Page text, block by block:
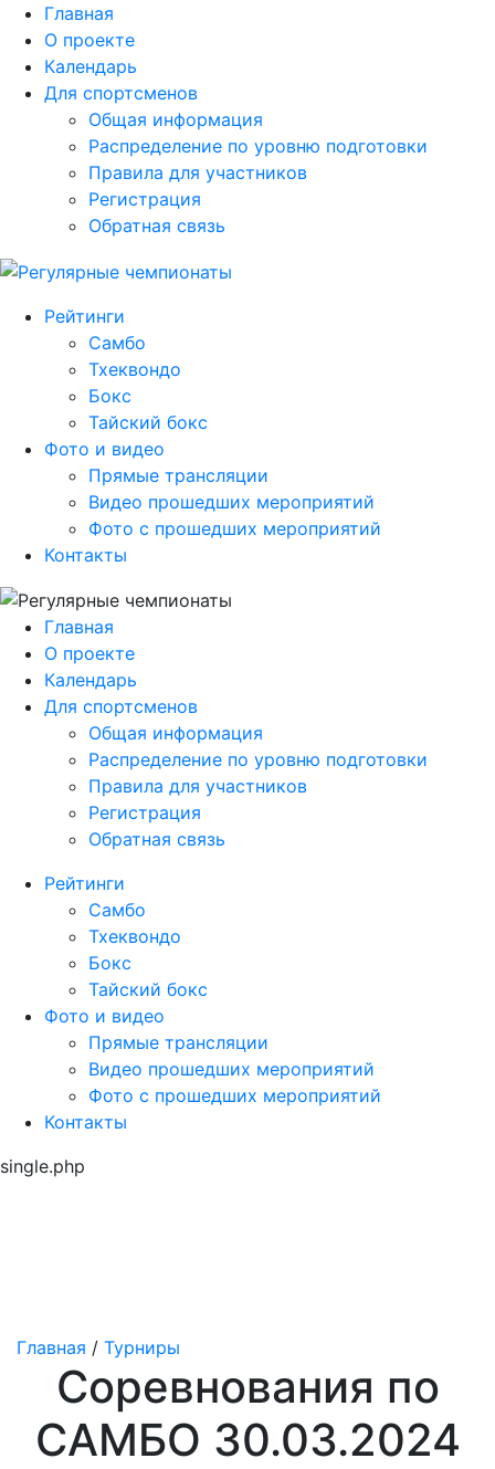
Главная
О проекте
Календарь
Для спортсменов
Общая информация
Распределение по уровню подготовки
Правила для участников
Регистрация
Обратная связь
Рейтинги
Самбо
Тхеквондо
Бокс
Тайский бокс
Фото и видео
Прямые трансляции
Видео прошедших мероприятий
Фото с прошедших мероприятий
Контакты
Главная
О проекте
Календарь
Для спортсменов
Общая информация
Распределение по уровню подготовки
Правила для участников
Регистрация
Обратная связь
Рейтинги
Самбо
Тхеквондо
Бокс
Тайский бокс
Фото и видео
Прямые трансляции
Видео прошедших мероприятий
Фото с прошедших мероприятий
Контакты
single.php
Главная / Турниры
Соревнования по
САМБО 30.03.2024